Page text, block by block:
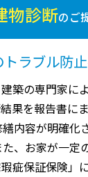
(千葉) 14分
物診断のご
ラブル防
築の専門家に
果を報告書に
内容が明確化
、お家が一定
疵保証保険」